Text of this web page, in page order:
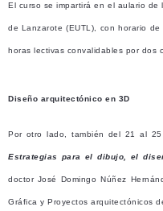
El curso se impartirá en el aulario de
de Lanzarote (EUTL), con horario
horas lectivas convalidables por dos
Diseño arquitectónico en 3D
Por otro lado, también del 21 al
Estrategias para el dibujo, el
doctor José Domingo Núñez
Gráfica y Proyectos arquitectónicos